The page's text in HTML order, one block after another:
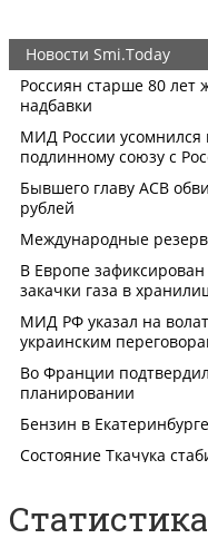
Статистика